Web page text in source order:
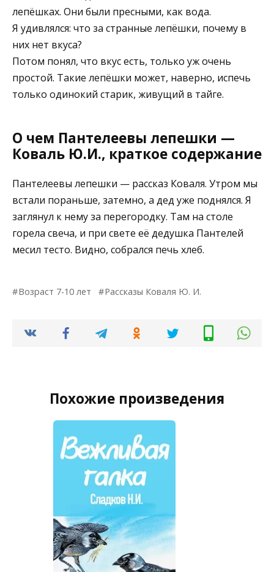
лепёшках. Они были пресными, как вода.
Я удивлялся: что за странные лепёшки, почему в
них нет вкуса?
Потом понял, что вкус есть, только уж очень
простой. Такие лепёшки может, наверно, испечь
только одинокий старик, живущий в тайге.
О чем Пантелеевы лепешки —
Коваль Ю.И., краткое содержание
Пантелеевы лепешки — рассказ Коваля. Утром мы
встали пораньше, затемно, а дед уже поднялся. Я
заглянул к нему за перегородку. Там на столе
горела свеча, и при свете её дедушка Пантелей
месил тесто. Видно, собрался печь хлеб.
Возраст 7-10 лет Рассказы Коваля Ю. И.
Похожие произведения